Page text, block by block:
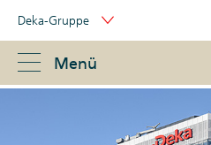
Links
Navigation
Portal
Navigation
Deka-Gruppe
Menü